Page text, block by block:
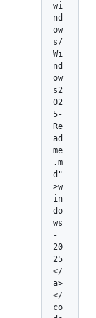
wi
nd
ow
s/
Wi
nd
ow
s2
02
5-
Re
ad
me
.m
d"
>w
in
do
ws
-
20
25
</
a>
</
co